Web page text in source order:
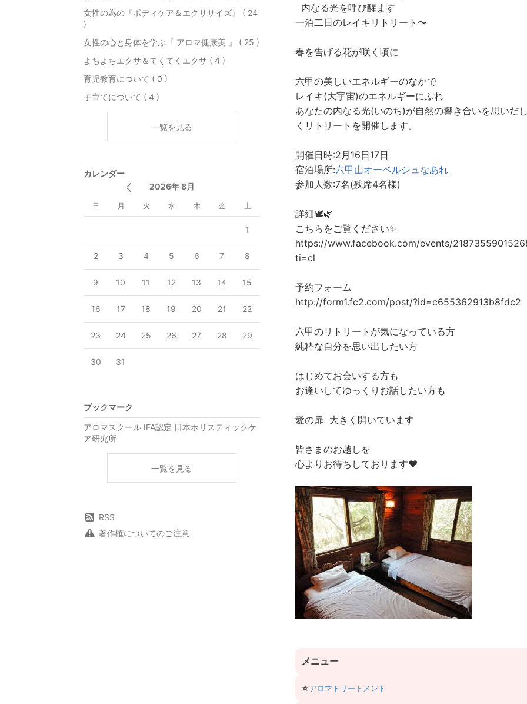
内なる光を呼び醒ます
一泊二日のレイキリトリート〜
春を告げる花が咲く頃に
六甲の美しいエネルギーのなかで
レイキ(大宇宙)のエネルギーにふれ
あなたの内なる光(いのち)が自然の響き合いを思いだ
くリトリートを開催します。
開催日時:2月16日17日
宿泊場所:六甲山オーベルジュなあれ
参加人数:7名(残席4名様)
詳細🕊️🌿
こちらをご覧ください✨
https://www.facebook.com/events/
ti=cl
予約フォーム
http://form1.fc2.com/post/?id=c655362913b8fdc2
六甲のリトリートが気になっている方
純粋な自分を思い出したい方
はじめてお会いする方も
お逢いしてゆっくりお話したい方も
愛の扉 大きく開いています
皆さまのお越しを
心よりお待ちしております❤️
メニュー
☆ アロマトリートメント
女性の為の『ボディケア＆エクササイズ』 ( 24
)
女性の心と身体を学ぶ『 アロマ健康美 』 ( 25 )
よちよちエクサ＆てくてくエクサ ( 4 )
育児教育について ( 0 )
子育てについて ( 4 )
一覧を見る
カレンダー
2026年 8月
日 月 火 水 木 金 土
1
2 3 4 5 6 7 8
9 10 11 12 13 14 15
16 17 18 19 20 21 22
23 24 25 26 27 28 29
30 31
ブックマーク
アロマスクール IFA認定 日本ホリスティックケ
ア研究所
一覧を見る
RSS
著作権についてのご注意